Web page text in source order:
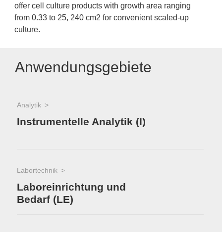
offer cell culture products with growth area ranging
from 0.33 to 25, 240 cm2 for convenient scaled-up
culture.
Anwendungsgebiete
Analytik
Instrumentelle Analytik (I)
Labortechnik
Laboreinrichtung und
Bedarf (LE)